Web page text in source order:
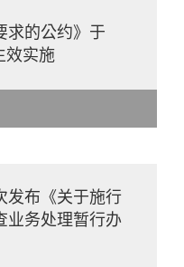
求的公约》于
效实施
发布《关于施行
业务处理暂行办